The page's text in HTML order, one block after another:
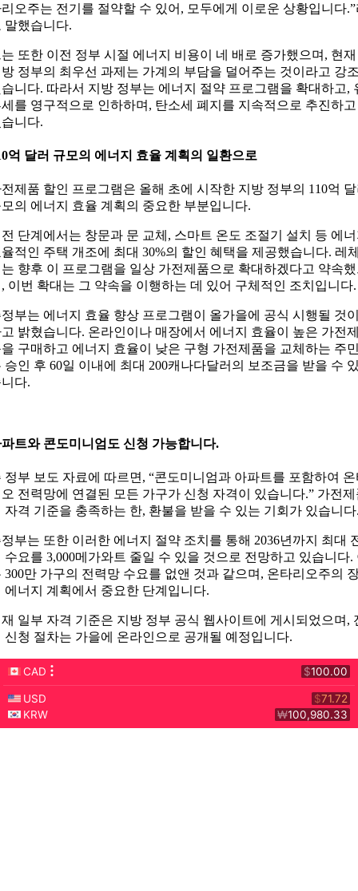
오주는 전기를 절약할 수 있어, 모두에게 이로운 상황입니다.”
말했습니다.
또한 이전 정부 시절 에너지 비용이 네 배로 증가했으며, 현재
정부의 최우선 과제는 가계의 부담을 덜어주는 것이라고 강
니다. 따라서 지방 정부는 에너지 절약 프로그램을 확대하고,
를 영구적으로 인하하며, 탄소세 폐지를 지속적으로 추진하고
니다.
억 달러 규모의 에너지 효율 계획의 일환으로
제품 할인 프로그램은 올해 초에 시작한 지방 정부의 110억
의 에너지 효율 계획의 중요한 부분입니다.
단계에서는 창문과 문 교체, 스마트 온도 조절기 설치 등 에
적인 주택 개조에 최대 30%의 할인 혜택을 제공했습니다. 레
향후 이 프로그램을 일상 가전제품으로 확대하겠다고 약속
이번 확대는 그 약속을 이행하는 데 있어 구체적인 조치입니다.
부는 에너지 효율 향상 프로그램이 올가을에 공식 시행될 것
밝혔습니다. 온라인이나 매장에서 에너지 효율이 높은 가전
구매하고 에너지 효율이 낮은 구형 가전제품을 교체하는 주
승인 후 60일 이내에 최대 200캐나다달러의 보조금을 받을 수
다.
트와 콘도미니엄도 신청 가능합니다.
정부 보도 자료에 따르면, “콘도미니엄과 아파트를 포함하여 온
전력망에 연결된 모든 가구가 신청 자격이 있습니다.” 가전제
자격 기준을 충족하는 한, 환불을 받을 수 있는 기회가 있습니다
부는 또한 이러한 에너지 절약 조치를 통해 2036년까지 최대
수요를 3,000메가와트 줄일 수 있을 것으로 전망하고 있습니다.
300만 가구의 전력망 수요를 없앤 것과 같으며, 온타리오주의
에너지 계획에서 중요한 단계입니다.
일부 자격 기준은 지방 정부 공식 웹사이트에 게시되었으며,
신청 절차는 가을에 온라인으로 공개될 예정입니다.